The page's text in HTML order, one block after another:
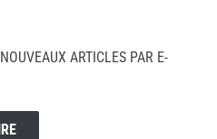
ARTICLES PAR E-